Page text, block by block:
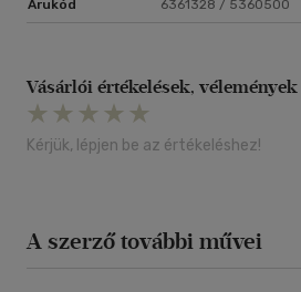
Árukód 6361328 / 5360500
Vásárlói értékelések, vélemények
Kérjük, lépjen be az értékeléshez!
A szerző további művei